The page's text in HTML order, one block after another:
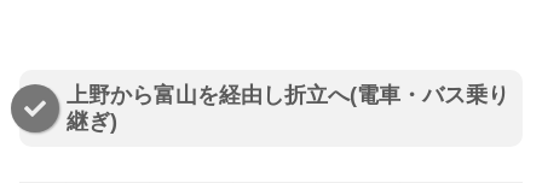
上野から富山を経由し折立へ(電車・バス乗り
継ぎ)